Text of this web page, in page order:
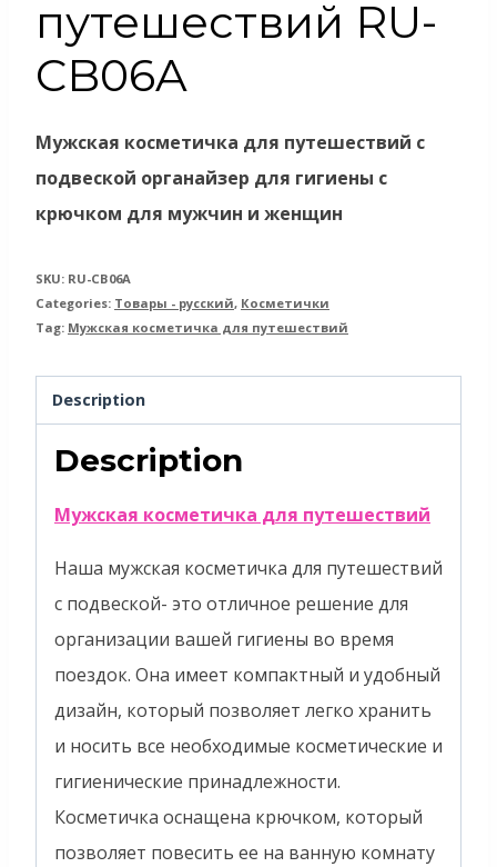
путешествий RU-
CB06A
Мужская косметичка для путешествий с
подвеской органайзер для гигиены с
крючком для мужчин и женщин
SKU: RU-CB06A
Categories: Товары - русский, Косметички
Tag: Мужская косметичка для путешествий
Description
Description
Мужская косметичка для путешествий
Наша мужская косметичка для путешествий
с подвеской- это отличное решение для
организации вашей гигиены во время
поездок. Она имеет компактный и удобный
дизайн, который позволяет легко хранить
и носить все необходимые косметические и
гигиенические принадлежности.
Косметичка оснащена крючком, который
позволяет повесить ее на ванную комнату